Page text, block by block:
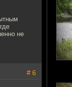
не
# 6